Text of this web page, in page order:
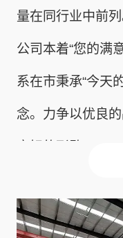
量在同行业中前列
公司本着“您的满
系在市秉承“今天
念。力争以优良